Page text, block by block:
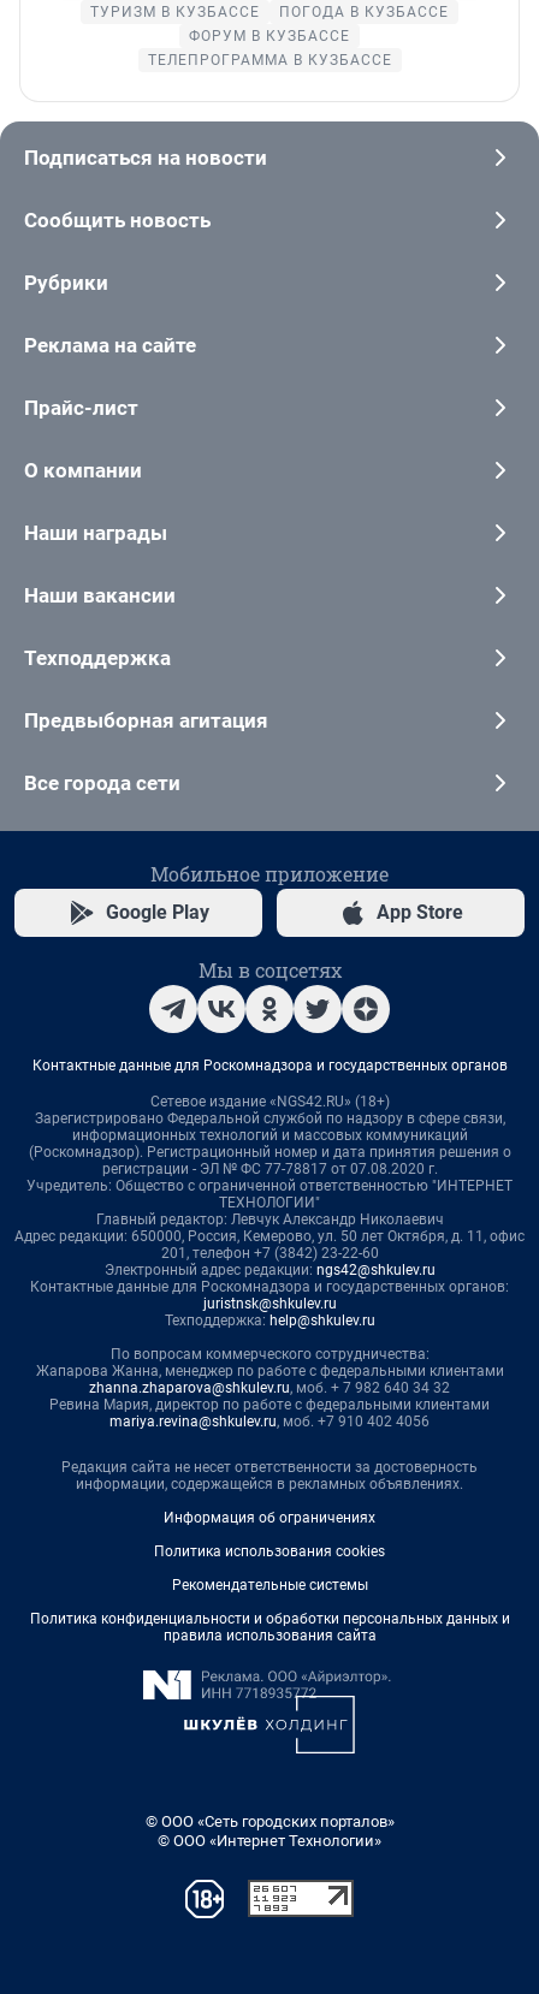
ТУРИЗМ В КУЗБАССЕ
ПОГОДА В КУЗБАССЕ
ФОРУМ В КУЗБАССЕ
ТЕЛЕПРОГРАММА В КУЗБАССЕ
Подписаться на новости
Сообщить новость
Рубрики
Реклама на сайте
Прайс-лист
О компании
Наши награды
Наши вакансии
Техподдержка
Предвыборная агитация
Все города сети
Мобильное приложение
Google Play App Store
Мы в соцсетях
Контактные данные для Роскомнадзора и государственных органов
Сетевое издание «NGS42.RU» (18+)
Зарегистрировано Федеральной службой по надзору в сфере связи,
информационных технологий и массовых коммуникаций
(Роскомнадзор). Регистрационный номер и дата принятия решения о
регистрации - ЭЛ № ФС 77-78817 от 07.08.2020 г.
Учредитель: Общество с ограниченной ответственностью "ИНТЕРНЕТ
ТЕХНОЛОГИИ"
Главный редактор: Левчук Александр Николаевич
Адрес редакции: 650000, Россия, Кемерово, ул. 50 лет Октября, д. 11, офис
201, телефон +7 (3842) 23-22-60
Электронный адрес редакции: ngs42@shkulev.ru
Контактные данные для Роскомнадзора и государственных органов:
juristnsk@shkulev.ru
Техподдержка: help@shkulev.ru
По вопросам коммерческого сотрудничества:
Жапарова Жанна, менеджер по работе с федеральными клиентами
zhanna.zhaparova@shkulev.ru, моб. + 7 982 640 34 32
Ревина Мария, директор по работе с федеральными клиентами
mariya.revina@shkulev.ru, моб. +7 910 402 4056
Редакция сайта не несет ответственности за достоверность
информации, содержащейся в рекламных объявлениях.
Информация об ограничениях
Политика использования cookies
Рекомендательные системы
Политика конфиденциальности и обработки персональных данных и
правила использования сайта
© ООО «Сеть городских порталов»
© ООО «Интернет Технологии»